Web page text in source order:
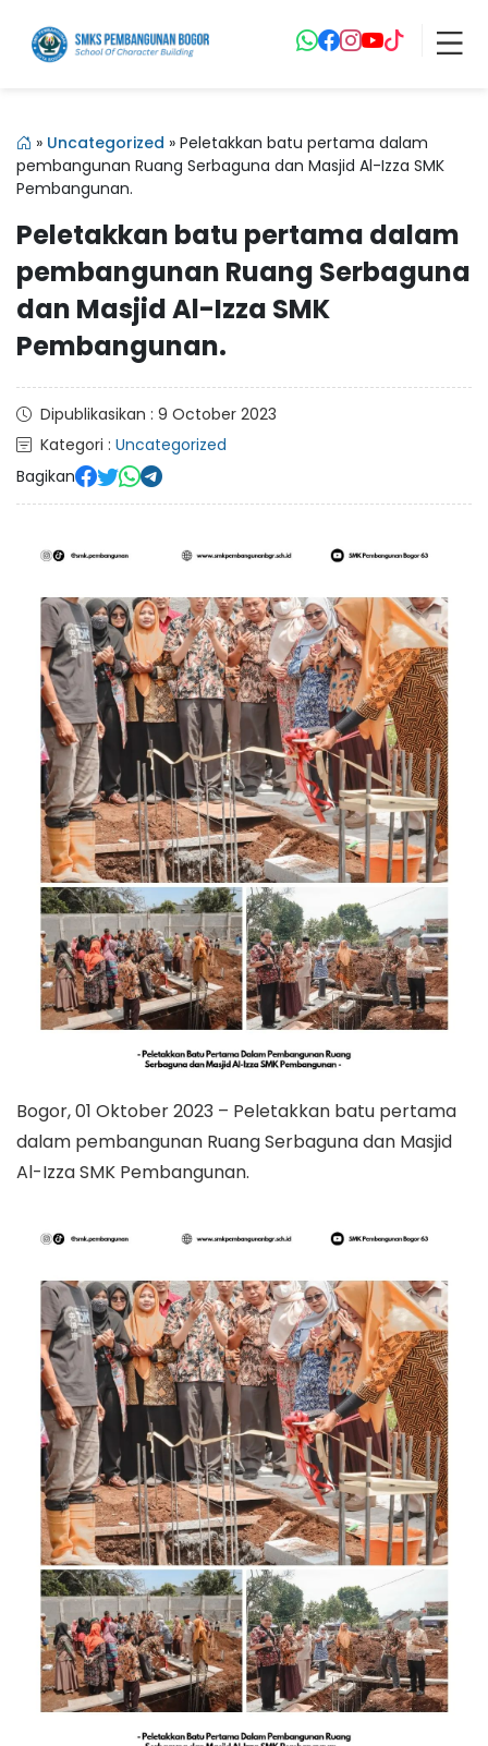
» Uncategorized » Peletakkan batu pertama dalam
pembangunan Ruang Serbaguna dan Masjid Al-Izza SMK
Pembangunan.
Peletakkan batu pertama dalam
pembangunan Ruang Serbaguna
dan Masjid Al-Izza SMK
Pembangunan.
Dipublikasikan : 9 October 2023
Kategori : Uncategorized
Bagikan
Bogor, 01 Oktober 2023 – Peletakkan batu pertama
dalam pembangunan Ruang Serbaguna dan Masjid
Al-Izza SMK Pembangunan.